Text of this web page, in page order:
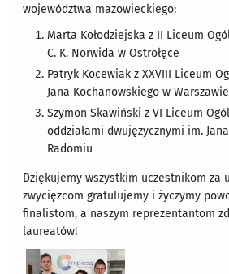
województwa mazowieckiego:
Marta Kołodziejska z II Liceum
C. K. Norwida w Ostrołęce
Patryk Kocewiak z XXVIII Liceum
Jana Kochanowskiego w Warszawie
Szymon Skawiński z VI Liceum
oddziałami dwujęzycznymi im.
Radomiu
Dziękujemy wszystkim uczestnikom za
zwycięzcom gratulujemy i życzymy
finalistom, a naszym reprezentantom
laureatów!